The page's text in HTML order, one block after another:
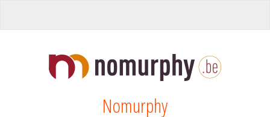
Nomurphy